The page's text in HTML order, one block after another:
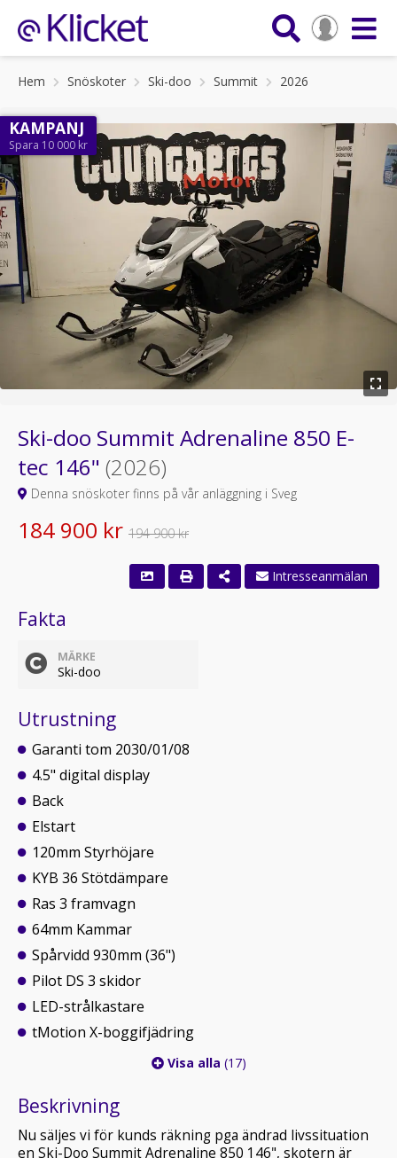
Hem Snöskoter Ski-doo Summit 2026
KAMPANJ
Spara 10 000 kr
Ski-doo Summit Adrenaline 850 E-
tec 146" (2026)
Denna snöskoter finns på vår anläggning i Sveg
184 900 kr 194 900 kr
Fakta
MÄRKE
Ski-doo
Utrustning
Garanti tom 2030/01/08
4.5" digital display
Back
Elstart
120mm Styrhöjare
KYB 36 Stötdämpare
Ras 3 framvagn
64mm Kammar
Spårvidd 930mm (36")
Pilot DS 3 skidor
LED-strålkastare
tMotion X-boggifjädring
Visa alla (17)
Beskrivning
Nu säljes vi för kunds räkning pga ändrad livssituation
en Ski-Doo Summit Adrenaline 850 146", skotern är